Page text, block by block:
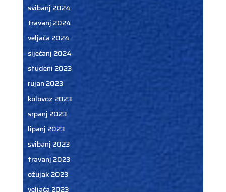
svibanj 2024
travanj 2024
veljača 2024
siječanj 2024
studeni 2023
rujan 2023
kolovoz 2023
srpanj 2023
lipanj 2023
svibanj 2023
travanj 2023
ožujak 2023
veljača 2023